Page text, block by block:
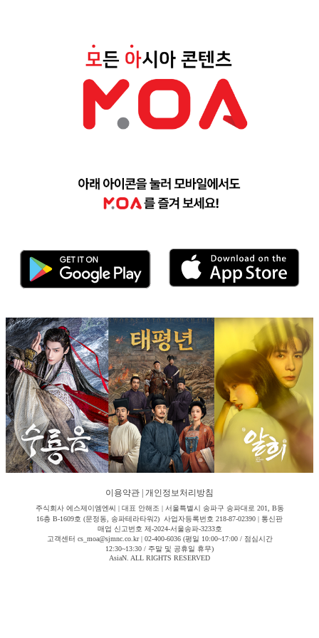
이용약관 개인정보처리방침
주식회사 에스제이엠엔씨 | 대표 안해조 | 서울특별시 송파구 송파대로 201, B동
16층 B-1609호 (문정동, 송파테라타워2) 사업자등록번호 218-87-02390 | 통신판
매업 신고번호 제-2024-서울송파-3233호
고객센터 cs_moa@sjmnc.co.kr | 02-400-6036 (평일 10:00~17:00 / 점심시간
12:30~13:30 / 주말 및 공휴일 휴무)
AsiaN. ALL RIGHTS RESERVED